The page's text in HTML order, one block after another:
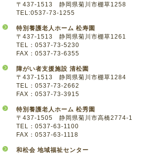
〒437-1513 静岡県菊川市棚草1258
TEL:0537-73-1255
特別養護老人ホーム 松寿園
〒437-1513 静岡県菊川市棚草1261
TEL：0537-73-5230
FAX：0537-73-6355
障がい者支援施設 清松園
〒437-1513 静岡県菊川市棚草1284
TEL：0537-73-2662
FAX：0537-73-3915
特別養護老人ホーム 松秀園
〒437-1505 静岡県菊川市高橋2774-1
TEL：0537-63-1100
FAX：0537-63-1118
和松会 地域福祉センター